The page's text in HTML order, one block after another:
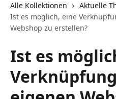
Alle Kollektionen
Aktuelle
Ist es möglich, eine
Webshop zu erstellen?
Ist es